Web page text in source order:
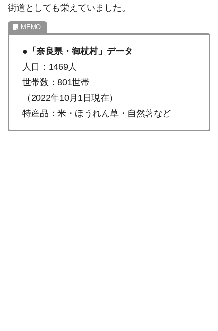
街道としても栄えていました。
● 「奈良県・御杖村」データ
人口：1469人
世帯数：801世帯
（2022年10月1日現在）
特産品：米・ほうれん草・自然薯など